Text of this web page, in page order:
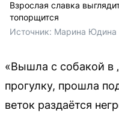
Взрослая славка
топорщится
Источник: Марина Юдина
«Вышла с собакой в
прогулку, прошла
веток раздаётся